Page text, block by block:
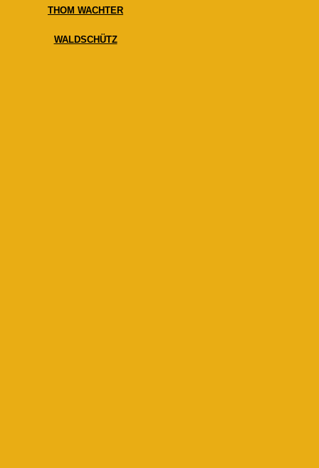
THOM WACHTER
WALDSCHÜTZ